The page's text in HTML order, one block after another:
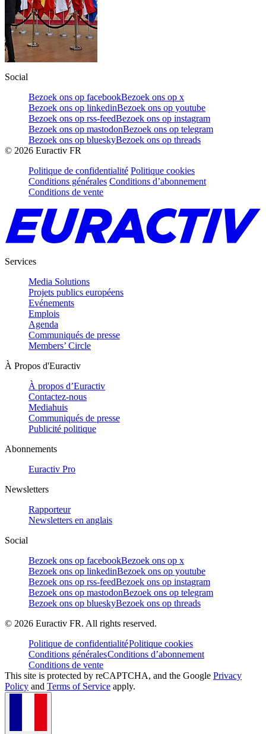
Social
Bezoek ons op facebookBezoek ons op x
Bezoek ons op linkedinBezoek ons op youtube
Bezoek ons op rss-feedBezoek ons op instagram
Bezoek ons op mastodonBezoek ons op telegram
Bezoek ons op blueskyBezoek ons op threads
© 2026 Euractiv FR
Politique de confidentialité Politique cookies
Conditions générales Conditions d’abonnement
Conditions de vente
Services
Media Solutions
Projets publics européens
Evénements
Emplois
Agenda
Communiqués de presse
Members’ Circle
À Propos d'Euractiv
À propos d’Euractiv
Contactez-nous
Mediahuis
Communiqués de presse
Publicité politique
Abonnements
Euractiv Pro
Newsletters
Rapporteur
Newsletters en anglais
Social
Bezoek ons op facebookBezoek ons op x
Bezoek ons op linkedinBezoek ons op youtube
Bezoek ons op rss-feedBezoek ons op instagram
Bezoek ons op mastodonBezoek ons op telegram
Bezoek ons op blueskyBezoek ons op threads
© 2026 Euractiv FR. All rights reserved.
Politique de confidentialitéPolitique cookies
Conditions généralesConditions d’abonnement
Conditions de vente
This site is protected by reCAPTCHA, and the Google Privacy
Policy and Terms of Service apply.